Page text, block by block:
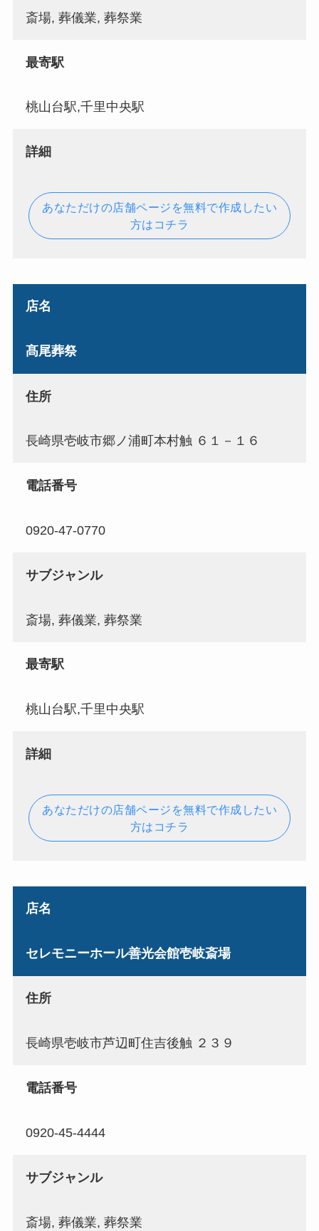
斎場, 葬儀業, 葬祭業
最寄駅
桃山台駅,千里中央駅
詳細
あなただけの店舗ページを無料で作成したい
方はコチラ
店名
髙尾葬祭
住所
長崎県壱岐市郷ノ浦町本村触 ６１－１６
電話番号
0920-47-0770
サブジャンル
斎場, 葬儀業, 葬祭業
最寄駅
桃山台駅,千里中央駅
詳細
あなただけの店舗ページを無料で作成したい
方はコチラ
店名
セレモニーホール善光会館壱岐斎場
住所
長崎県壱岐市芦辺町住吉後触 ２３９
電話番号
0920-45-4444
サブジャンル
斎場, 葬儀業, 葬祭業